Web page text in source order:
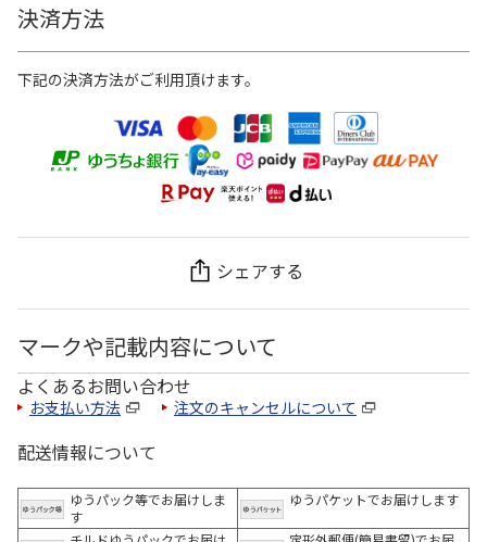
決済方法
下記の決済方法がご利用頂けます。
シェアする
マークや記載内容について
よくあるお問い合わせ
お支払い方法 注文のキャンセルについて
配送情報について
ゆうパック等でお届けしま
す
ゆうパケットでお届けします